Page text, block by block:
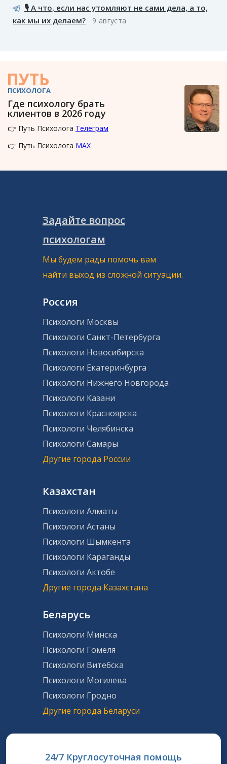
🎙️ А что, если нас утомляют не сами дела, а то,
как мы их делаем?
9 августа
ПУТЬ
ПСИХОЛОГА
Где психологу брать
клиентов в 2026 году
👉 Путь Психолога Телеграм
👉 Путь Психолога MAX
Задайте вопрос
психологам
Мы будем рады помочь вам
найти выход из сложной ситуации.
Россия
Психологи Москвы
Психологи Санкт-Петербурга
Психологи Новосибирска
Психологи Екатеринбурга
Психологи Нижнего Новгорода
Психологи Казани
Психологи Красноярска
Психологи Челябинска
Психологи Самары
Другие города России
Казахстан
Психологи Алматы
Психологи Астаны
Психологи Шымкента
Психологи Караганды
Психологи Актобе
Другие города Казахстана
Беларусь
Психологи Минска
Психологи Гомеля
Психологи Витебска
Психологи Могилева
Психологи Гродно
Другие города Беларуси
24/7 Круглосуточная помощь